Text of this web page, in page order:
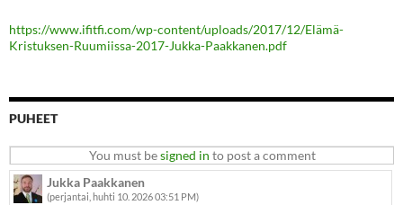
https://www.ifitfi.com/wp-content/uploads/2017/12/Elämä-
Kristuksen-Ruumiissa-2017-Jukka-Paakkanen.pdf
PUHEET
You must besigned in to post a comment
Jukka Paakkanen
(perjantai, huhti 10. 2026 03:51 PM)